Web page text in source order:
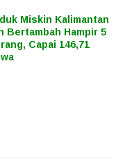
Miskin Kalimantan
Bertambah Hampir 5
Capai 146,71